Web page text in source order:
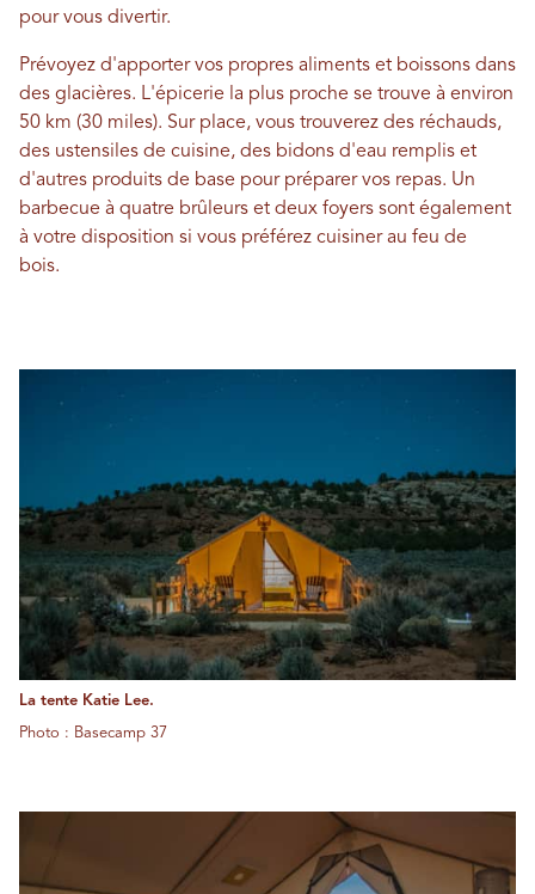
pour vous divertir.
Prévoyez d'apporter vos propres aliments et boissons dans
des glacières. L'épicerie la plus proche se trouve à environ
50 km (30 miles). Sur place, vous trouverez des réchauds,
des ustensiles de cuisine, des bidons d'eau remplis et
d'autres produits de base pour préparer vos repas. Un
barbecue à quatre brûleurs et deux foyers sont également
à votre disposition si vous préférez cuisiner au feu de
bois.
La tente Katie Lee.
Photo : Basecamp 37